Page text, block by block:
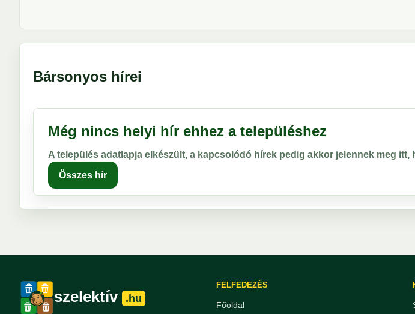
Bársonyos hírei
Még nincs helyi hír ehhez a településhez
A település adatlapja elkészült, a kapcsolódó hírek pedig akkor jelennek meg
Összes hír
szelektív .hu
FELFEDEZÉS
Főoldal